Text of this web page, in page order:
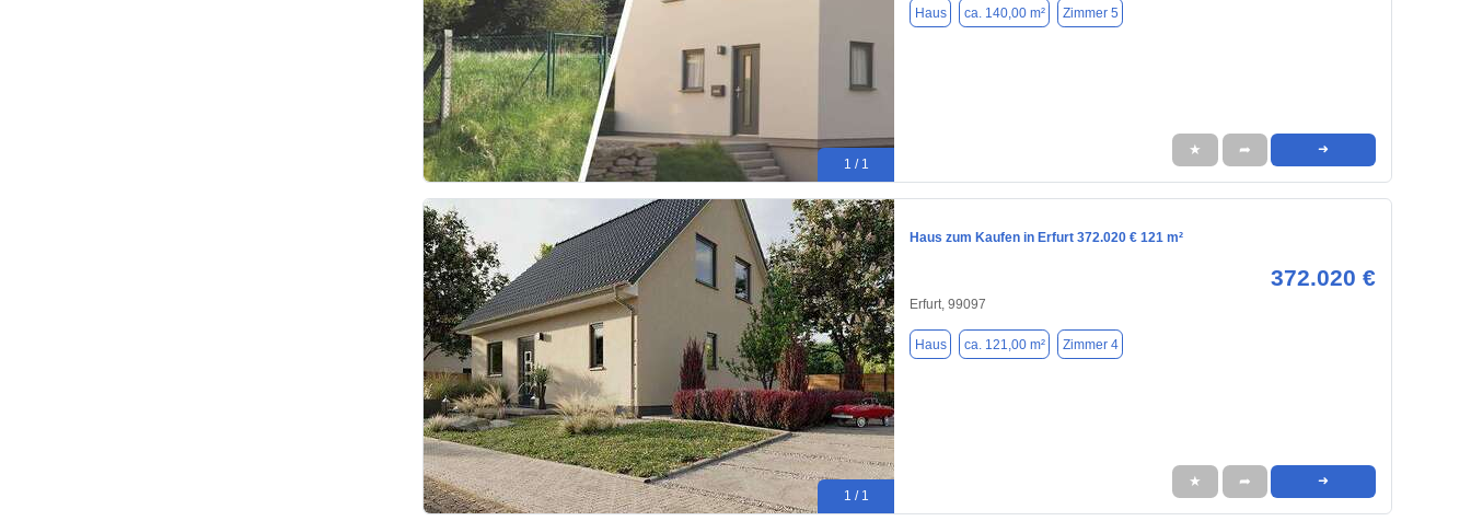
1 / 1
Haus ca. 140,00 m² Zimmer 5
★ ➦ ➜
1 / 1
Haus zum Kaufen in Erfurt 372.020 € 121 m²
372.020 €
Erfurt, 99097
Haus ca. 121,00 m² Zimmer 4
★ ➦ ➜